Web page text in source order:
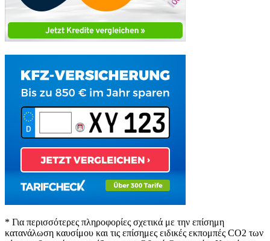
* Για περισσότερες πληροφορίες σχετικά με την επίσημη
κατανάλωση καυσίμου και τις επίσημες ειδικές εκπομπές CO2 των